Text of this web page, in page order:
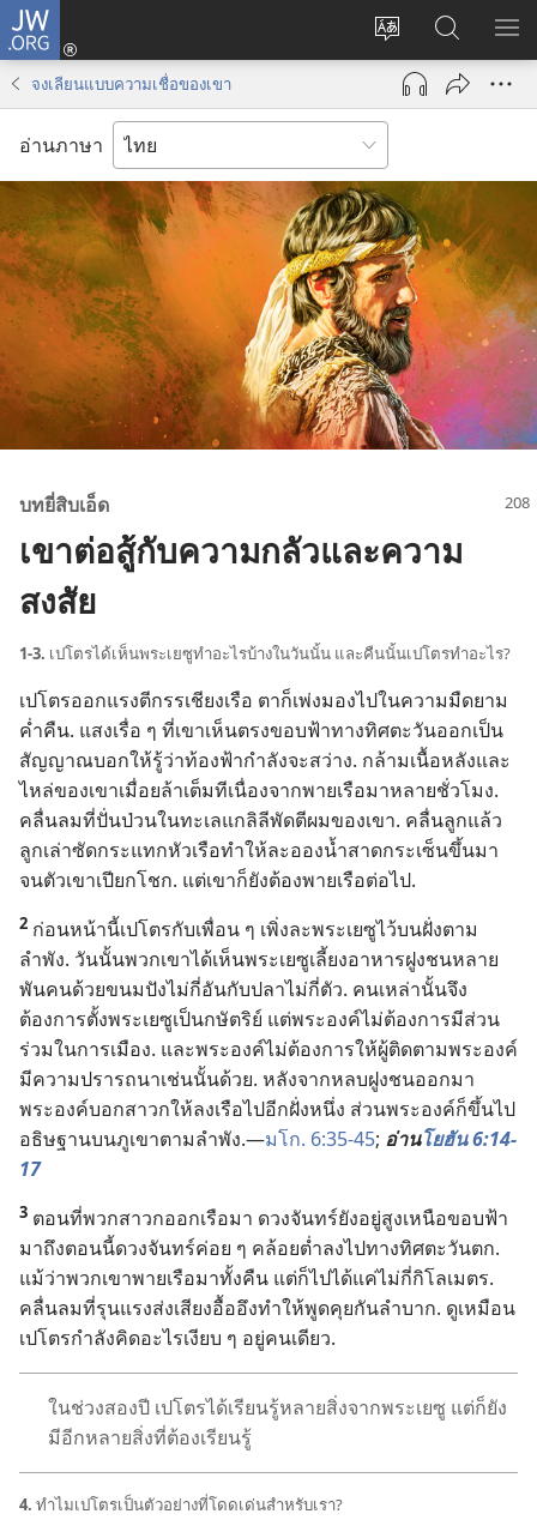
JW.ORG
เปลี่ยน
ภาษา
เข้า
(เปิด
ใหม่)
ค้นหา
ใน
JW.ORG
แส
จงเลียนแบบความเชื่อของเขา
อ่านภาษา
บท​ยี่​สิบ​เอ็ด
เขาต่อสู้กับความกลัวและความ
สงสัย
1-3. เปโตร​ได้​เห็น​พระ​เยซู​ทำ​อะไร​บ้าง​ใน​วัน​นั้น และ​คืน​นั้น​เปโตร​ทำ​อะไร?
เปโตร​ออก​แรง​ตี​กรรเชียง​เรือ ตา​ก็​เพ่ง​มอง​ไป​ใน​ความ​มืด​ยาม​
ค่ำ​คืน. แสง​เรื่อ ๆ ที่​เขา​เห็น​ตรง​ขอบ​ฟ้า​ทาง​ทิศ​ตะวัน​ออก​เป็น​
สัญญาณ​บอก​ให้​รู้​ว่า​ท้องฟ้า​กำลัง​จะ​สว่าง. กล้ามเนื้อ​หลัง​และ​
ไหล่​ของ​เขา​เมื่อย​ล้า​เต็ม​ที​เนื่อง​จาก​พาย​เรือ​มา​หลาย​ชั่วโมง.
คลื่น​ลม​ที่​ปั่นป่วน​ใน​ทะเล​แกลิลี​พัด​ตี​ผม​ของ​เขา. คลื่น​ลูก​แล้ว​
ลูก​เล่า​ซัด​กระแทก​หัว​เรือ​ทำ​ให้​ละออง​น้ำ​สาด​กระเซ็น​ขึ้น​มา​
จน​ตัว​เขา​เปียก​โชก. แต่​เขา​ก็​ยัง​ต้อง​พาย​เรือ​ต่อ​ไป.
2 ก่อน​หน้า​นี้​เปโตร​กับ​เพื่อน ๆ เพิ่ง​ละ​พระ​เยซู​ไว้​บน​ฝั่ง​ตาม​
ลำพัง. วัน​นั้น​พวก​เขา​ได้​เห็น​พระ​เยซู​เลี้ยง​อาหาร​ฝูง​ชน​หลาย​
พัน​คน​ด้วย​ขนมปัง​ไม่​กี่​อัน​กับ​ปลา​ไม่​กี่​ตัว. คน​เหล่า​นั้น​จึง​
ต้องการ​ตั้ง​พระ​เยซู​เป็น​กษัตริย์ แต่​พระองค์​ไม่​ต้องการ​มี​ส่วน​
ร่วม​ใน​การ​เมือง. และ​พระองค์​ไม่​ต้องการ​ให้​ผู้​ติด​ตาม​พระองค์​
มี​ความ​ปรารถนา​เช่น​นั้น​ด้วย. หลัง​จาก​หลบ​ฝูง​ชน​ออก​มา
พระองค์​บอก​สาวก​ให้​ลง​เรือ​ไป​อีก​ฝั่ง​หนึ่ง ส่วน​พระองค์​ก็​ขึ้น​ไป​
อธิษฐาน​บน​ภูเขา​ตาม​ลำพัง.—มโก. 6:35-45; อ่าน​โยฮัน 6:14-
17
3 ตอน​ที่​พวก​สาวก​ออก​เรือ​มา ดวง​จันทร์​ยัง​อยู่​สูง​เหนือ​ขอบ​ฟ้า
มา​ถึง​ตอน​นี้​ดวง​จันทร์​ค่อย ๆ คล้อย​ต่ำ​ลง​ไป​ทาง​ทิศ​ตะวัน​ตก.
แม้​ว่า​พวก​เขา​พาย​เรือ​มา​ทั้ง​คืน แต่​ก็​ไป​ได้​แค่​ไม่​กี่​กิโลเมตร.
คลื่น​ลม​ที่​รุนแรง​ส่ง​เสียง​อื้ออึง​ทำ​ให้​พูด​คุย​กัน​ลำบาก. ดู​เหมือน​
เปโตร​กำลัง​คิด​อะไร​เงียบ ๆ อยู่​คน​เดียว.
ใน​ช่วง​สอง​ปี เปโตร​ได้​เรียน​รู้​หลาย​สิ่ง​จาก​พระ​เยซู แต่​ก็​ยัง​
มี​อีก​หลาย​สิ่ง​ที่​ต้อง​เรียน​รู้
4. ทำไม​เปโตร​เป็น​ตัว​อย่าง​ที่​โดด​เด่น​สำหรับ​เรา?